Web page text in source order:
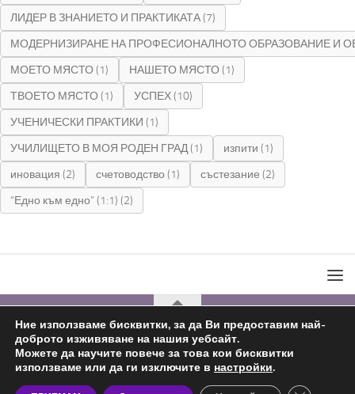
ЛИДЕР В ЗНАНИЕТО И ПРАКТИКАТА(7)
МОДЕРНИЗИРАНЕ НА ПРОФЕСИОНАЛНОТО ОБРАЗОВАНИЕ И
МОЕТО МЯСТО (1) НАШЕТО МЯСТО (1)
ТВОЕТО МЯСТО (1) УСПЕХ(10)
УЧЕНИЧЕСКИ ПРАКТИКИ (1)
УЧИЛИЩЕТО В МОЯ РОДЕН ГРАД(1) изпити (1)
иновация (2) счетоводство (1) състезание (2)
“Едно към едно” (1:1) (2)
С подкрепата наНиколай Комнев2019 - 2026
Ние използваме бисквитки, за да Ви предоставим най-
доброто изживяване на нашия уебсайт.
Можете да научите повече за това кои бисквитки
използваме или да ги изключите в настройки.